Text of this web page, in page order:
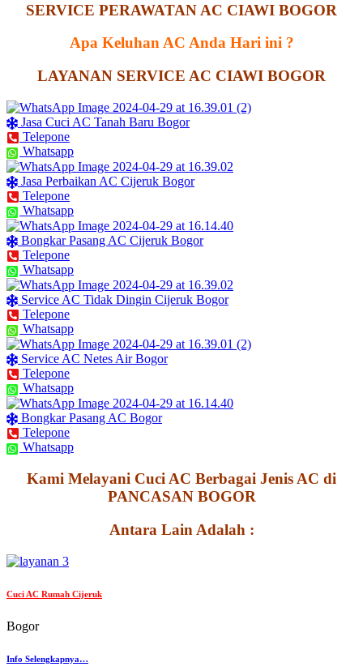
SERVICE PERAWATAN AC CIAWI BOGOR
Apa Keluhan AC Anda Hari ini ?
LAYANAN SERVICE AC CIAWI BOGOR
Jasa Cuci AC Tanah Baru Bogor
Telepone
Whatsapp
Jasa Perbaikan AC Cijeruk Bogor
Telepone
Whatsapp
Bongkar Pasang AC Cijeruk Bogor
Telepone
Whatsapp
Service AC Tidak Dingin Cijeruk Bogor
Telepone
Whatsapp
Service AC Netes Air Bogor
Telepone
Whatsapp
Bongkar Pasang AC Bogor
Telepone
Whatsapp
Kami Melayani Cuci AC Berbagai Jenis AC di
PANCASAN BOGOR
Antara Lain Adalah :
Cuci AC Rumah Cijeruk
Bogor
Info Selengkapnya…